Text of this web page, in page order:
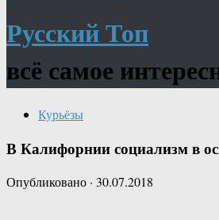
Русский Топ
всё самое
Курьёзы
В Калифорнии социализм в
Опубликовано · 30.07.2018